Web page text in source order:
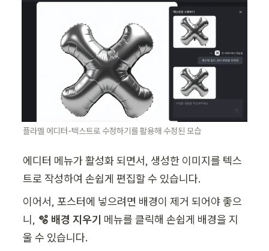
플라멜 에디터-텍스트로 수정하기를 활용해 수정된 모습
에디터 메뉴가 활성화 되면서, 생성한 이미지를 텍스
트로 작성하여 손쉽게 편집할 수 있습니다.
이어서, 포스터에 넣으려면 배경이 제거 되어야 좋으
니, 🫧 배경 지우기 메뉴를 클릭해 손쉽게 배경을 지
울 수 있습니다.